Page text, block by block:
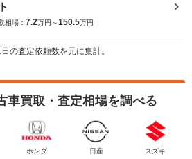
相場： 7.2万円～150.5万円
の査定依頼数を元に集計。
車買取・査定相場を調べる
ホンダ 日産 スズキ